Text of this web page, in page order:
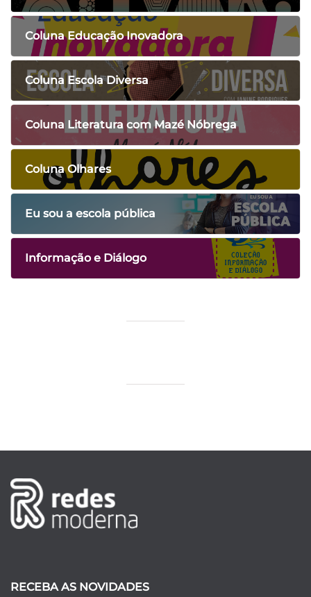
Coluna Educação Inovadora
Coluna Escola Diversa
Coluna Literatura com Mazé Nóbrega
Coluna Olhares
Eu sou a escola pública
Informação e Diálogo
RECEBA AS NOVIDADES